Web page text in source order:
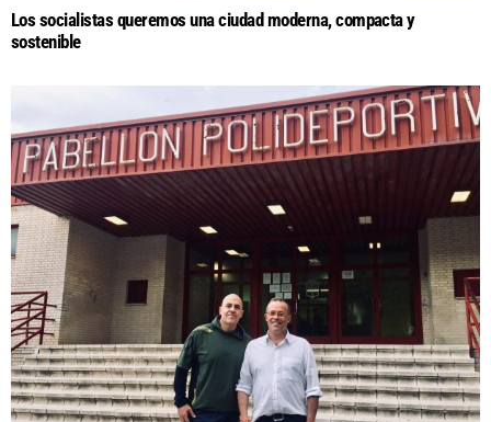
Los socialistas queremos una ciudad moderna, compacta y
sostenible